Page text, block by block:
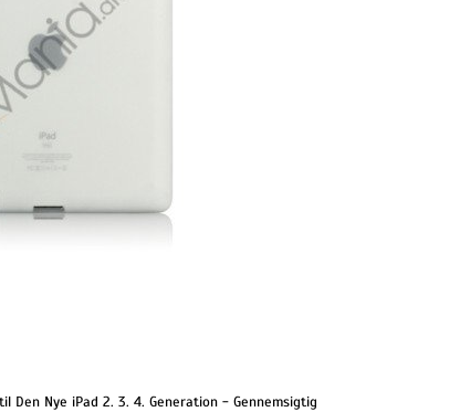
Den Nye iPad 2. 3. 4. Generation - Gennemsigtig